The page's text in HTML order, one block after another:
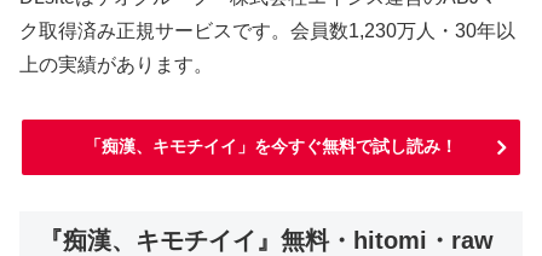
ク取得済み正規サービスです。会員数1,230万人・30年以
上の実績があります。
「痴漢、キモチイイ」を今すぐ無料で試し読み！
『痴漢、キモチイイ』無料・hitomi・raw